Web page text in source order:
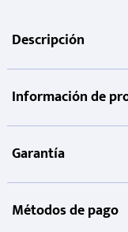
Descripción
Información de
Garantía
Métodos de pago